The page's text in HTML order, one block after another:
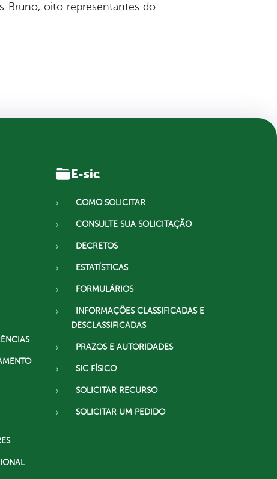
Bruno, oito representantes do
E-sic
COMO SOLICITAR
CONSULTE SUA SOLICITAÇÃO
DECRETOS
ESTATÍSTICAS
FORMULÁRIOS
INFORMAÇÕES CLASSIFICADAS E
DESCLASSIFICADAS
PRAZOS E AUTORIDADES
SIC FÍSICO
SOLICITAR RECURSO
SOLICITAR UM PEDIDO